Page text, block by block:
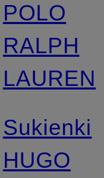
POLO
RALPH
LAUREN
Sukienki
HUGO